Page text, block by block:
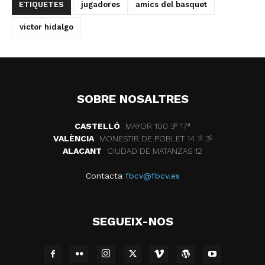
ETIQUETES jugadores amics del basquet
victor hidalgo
SOBRE NOSALTRES
CASTELLÓ
MAYOR 100 3º 17ª
VALÈNCIA
MONESTIR DE POBLET 14 1ª 3º
ALACANT
CIUDAD DE MATANZAS 12
Contacta fbcv@fbcv.es
SEGUEIX-NOS